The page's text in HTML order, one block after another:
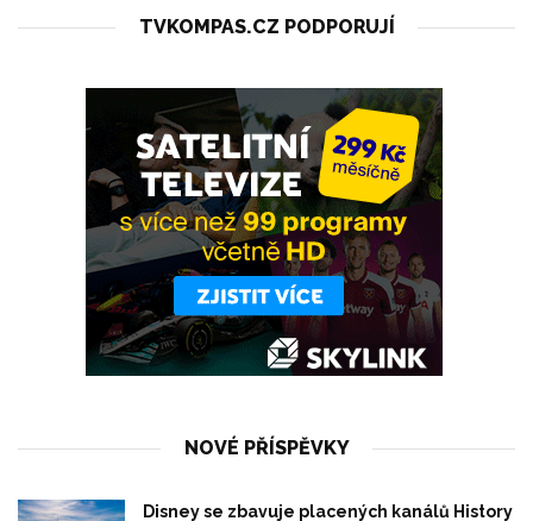
TVKOMPAS.CZ PODPORUJÍ
NOVÉ PŘÍSPĚVKY
Disney se zbavuje placených kanálů History